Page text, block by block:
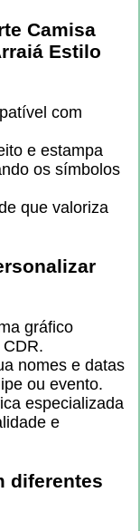
Camisa
Estilo
com
e estampa
os símbolos
que valoriza
gráfico
nomes e datas
ou evento.
especializada
e
diferentes